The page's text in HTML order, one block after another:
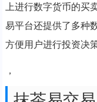
上进行数字货币的买
易平台还提供了多种
方便用户进行投资决策
，